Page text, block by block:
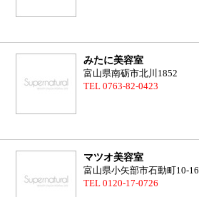
みたに美容室
富山県南砺市北川1852
TEL 0763-82-0423
マツオ美容室
富山県小矢部市石動町10-16
TEL 0120-17-0726